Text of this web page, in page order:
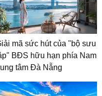
mã sức hút của "bộ sưu
BĐS hữu hạn phía Nam
tâm Đà Nẵng